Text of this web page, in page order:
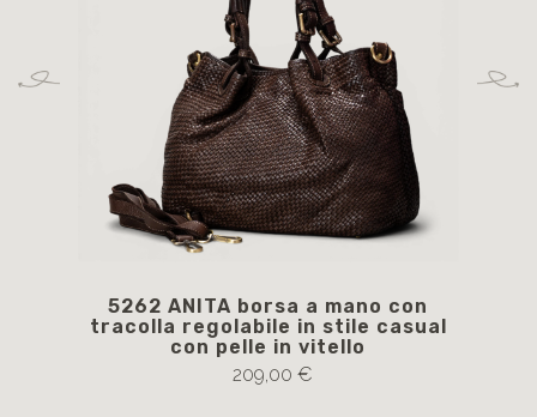
5262 ANITA borsa a mano con
tracolla regolabile in stile casual
con pelle in vitello
209,00 €